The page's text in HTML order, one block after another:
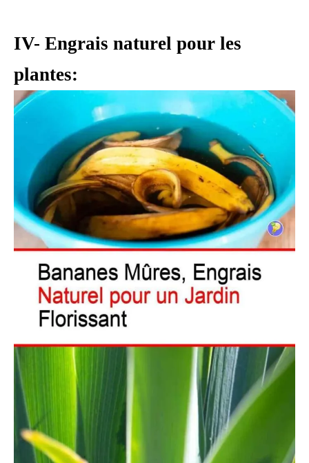
IV- Engrais naturel pour les
plantes: